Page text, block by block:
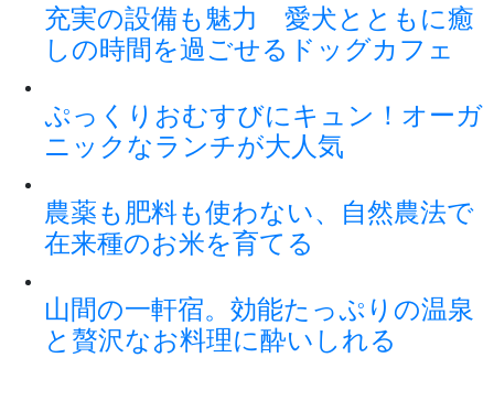
充実の設備も魅力 愛犬とともに癒
しの時間を過ごせるドッグカフェ
ぷっくりおむすびにキュン！オーガ
ニックなランチが大人気
農薬も肥料も使わない、自然農法で
在来種のお米を育てる
山間の一軒宿。効能たっぷりの温泉
と贅沢なお料理に酔いしれる